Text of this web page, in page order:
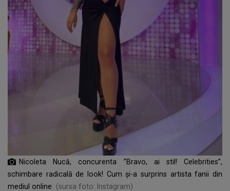
Nicoleta Nucă, concurenta ”Bravo, ai stil! Celebrities”,
schimbare radicală de look! Cum și-a surprins artista fanii din
mediul online
(sursa foto: Instagram)